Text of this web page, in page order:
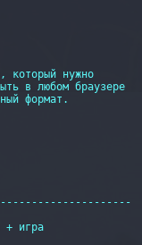
который нужно
в любом браузере
формат.
+ игра